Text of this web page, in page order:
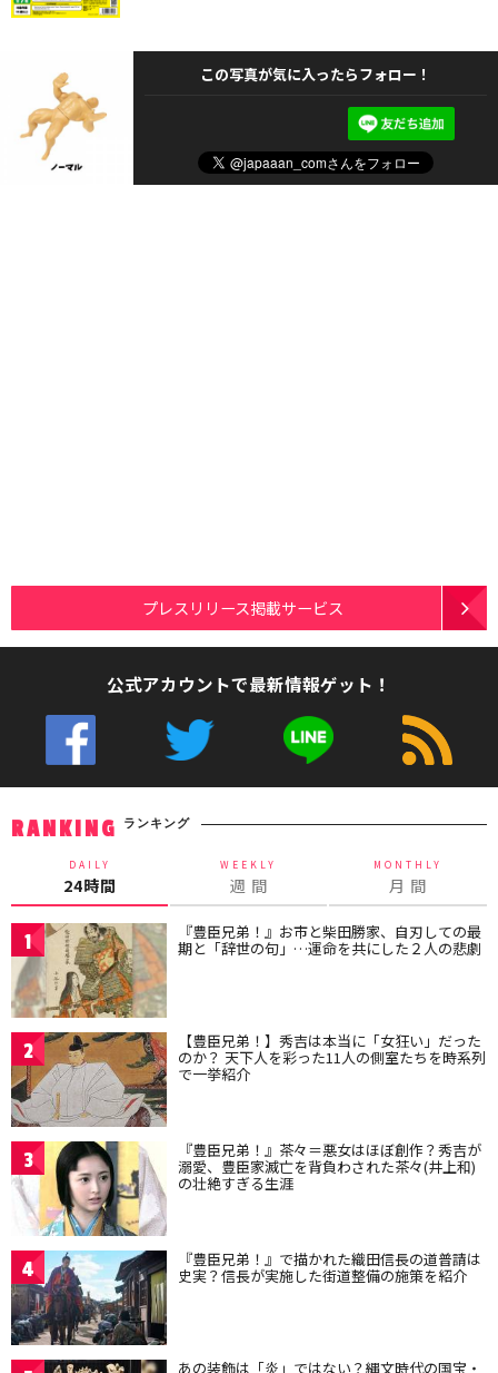
この写真が気に入ったらフォロー！
プレスリリース掲載サービス
公式アカウントで最新情報ゲット！
RANKING ランキング
DAILY
24時間
WEEKLY
週 間
MONTHLY
月 間
1 『豊臣兄弟！』お市と柴田勝家、自刃しての最
期と「辞世の句」…運命を共にした２人の悲劇
2 【豊臣兄弟！】秀吉は本当に「女狂い」だった
のか？ 天下人を彩った11人の側室たちを時系列
で一挙紹介
3 『豊臣兄弟！』茶々＝悪女はほぼ創作？秀吉が
溺愛、豊臣家滅亡を背負わされた茶々(井上和)
の壮絶すぎる生涯
4 『豊臣兄弟！』で描かれた織田信長の道普請は
史実？信長が実施した街道整備の施策を紹介
あの装飾は「炎」ではない？縄文時代の国宝・